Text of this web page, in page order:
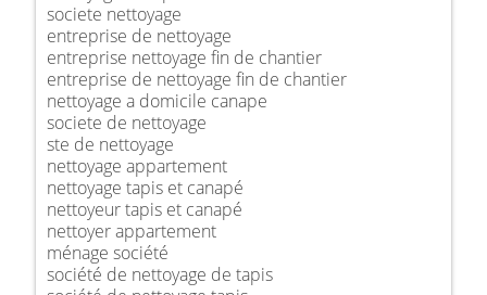
societe nettoyage
entreprise de nettoyage
entreprise nettoyage fin de chantier
entreprise de nettoyage fin de chantier
nettoyage a domicile canape
societe de nettoyage
ste de nettoyage
nettoyage appartement
nettoyage tapis et canapé
nettoyeur tapis et canapé
nettoyer appartement
ménage société
société de nettoyage de tapis